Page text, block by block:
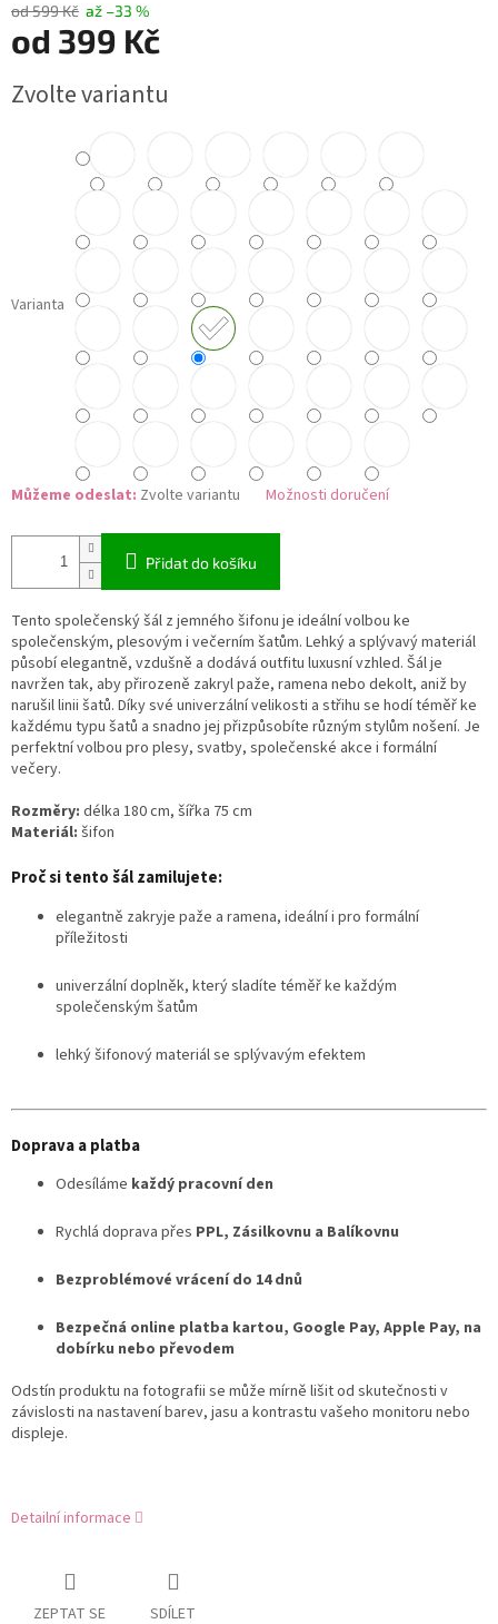
od 599 Kč až –33 %
od 399 Kč
cena:
Zvolte variantu
Varianta
Můžeme odeslat: Zvolte variantu Možnosti doručení
Přidat do košíku
Tento společenský šál z jemného šifonu je ideální volbou ke
společenským, plesovým i večerním šatům. Lehký a splývavý materiál
působí elegantně, vzdušně a dodává outfitu luxusní vzhled. Šál je
navržen tak, aby přirozeně zakryl paže, ramena nebo dekolt, aniž by
narušil linii šatů. Díky své univerzální velikosti a střihu se hodí téměř ke
každému typu šatů a snadno jej přizpůsobíte různým stylům nošení. Je
perfektní volbou pro plesy, svatby, společenské akce i formální
večery.
Rozměry: délka 180 cm, šířka 75 cm
Materiál: šifon
Proč si tento šál zamilujete:
elegantně zakryje paže a ramena, ideální i pro formální
příležitosti
univerzální doplněk, který sladíte téměř ke každým
společenským šatům
lehký šifonový materiál se splývavým efektem
Doprava a platba
Odesíláme každý pracovní den
Rychlá doprava přes PPL, Zásilkovnu a Balíkovnu
Bezproblémové vrácení do 14 dnů
Bezpečná online platba kartou, Google Pay, Apple Pay, na
dobírku nebo převodem
Odstín produktu na fotografii se může mírně lišit od skutečnosti v
závislosti na nastavení barev, jasu a kontrastu vašeho monitoru nebo
displeje.
Detailní informace
ZEPTAT SE SDÍLET